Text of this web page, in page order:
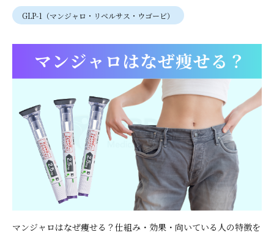
GLP-1（マンジャロ・リベルサス・ウゴービ）
マンジャロはなぜ痩せる？仕組み・効果・向いている人の特徴を